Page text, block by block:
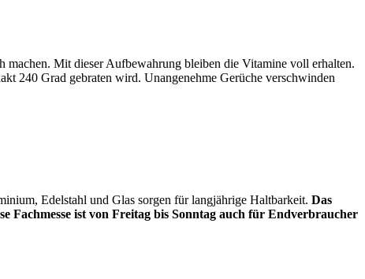
Mit dieser Aufbewahrung bleiben die Vitamine voll erhalten.
240 Grad gebraten wird. Unangenehme Gerüche verschwinden
Edelstahl und Glas sorgen für langjährige Haltbarkeit. Das
Fachmesse ist von Freitag bis Sonntag auch für Endverbraucher